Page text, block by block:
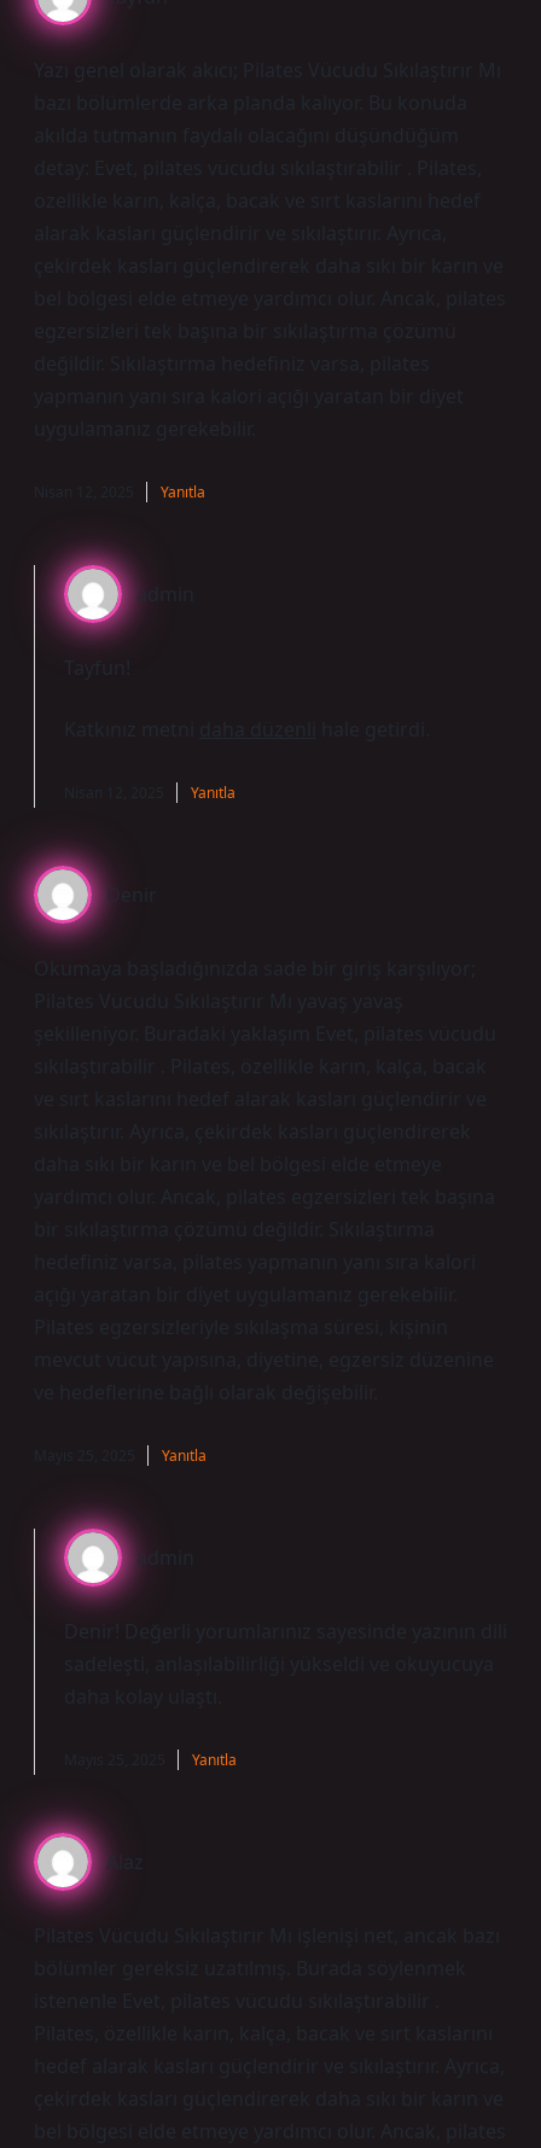
Yazı genel olarak akıcı; Pilates Vücudu Sıkılaştırır Mı
bazı bölümlerde arka planda kalıyor. Bu konuda
akılda tutmanın faydalı olacağını düşündüğüm
detay: Evet, pilates vücudu sıkılaştırabilir . Pilates,
özellikle karın, kalça, bacak ve sırt kaslarını hedef
alarak kasları güçlendirir ve sıkılaştırır. Ayrıca,
çekirdek kasları güçlendirerek daha sıkı bir karın ve
bel bölgesi elde etmeye yardımcı olur. Ancak, pilates
egzersizleri tek başına bir sıkılaştırma çözümü
değildir. Sıkılaştırma hedefiniz varsa, pilates
yapmanın yanı sıra kalori açığı yaratan bir diyet
uygulamanız gerekebilir.
Yanıtla
admin
Tayfun!
Katkınız metni daha düzenli hale getirdi.
Yanıtla
Denir
Okumaya başladığınızda sade bir giriş karşılıyor;
Pilates Vücudu Sıkılaştırır Mı yavaş yavaş
şekilleniyor. Buradaki yaklaşım Evet, pilates vücudu
sıkılaştırabilir . Pilates, özellikle karın, kalça, bacak
ve sırt kaslarını hedef alarak kasları güçlendirir ve
sıkılaştırır. Ayrıca, çekirdek kasları güçlendirerek
daha sıkı bir karın ve bel bölgesi elde etmeye
yardımcı olur. Ancak, pilates egzersizleri tek başına
bir sıkılaştırma çözümü değildir. Sıkılaştırma
hedefiniz varsa, pilates yapmanın yanı sıra kalori
açığı yaratan bir diyet uygulamanız gerekebilir.
Pilates egzersizleriyle sıkılaşma süresi, kişinin
mevcut vücut yapısına, diyetine, egzersiz düzenine
ve hedeflerine bağlı olarak değişebilir.
Yanıtla
admin
Denir! Değerli yorumlarınız sayesinde yazının dili
sadeleşti
, anlaşılabilirliği yükseldi ve okuyucuya
daha kolay ulaştı.
Yanıtla
Alaz
Pilates Vücudu Sıkılaştırır Mı işlenişi net, ancak bazı
bölümler gereksiz uzatılmış. Burada söylenmek
istenenle Evet, pilates vücudu sıkılaştırabilir .
Pilates, özellikle karın, kalça, bacak ve sırt kaslarını
hedef alarak kasları güçlendirir ve sıkılaştırır. Ayrıca,
çekirdek kasları güçlendirerek daha sıkı bir karın ve
bel bölgesi elde etmeye yardımcı olur. Ancak, pilates